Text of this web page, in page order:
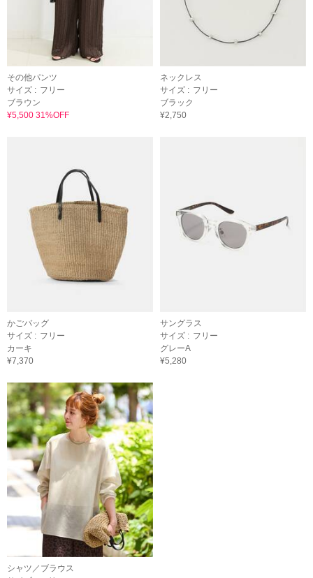
その他パンツ
サイズ : フリー
ブラウン
¥5,500 31%OFF
ネックレス
サイズ : フリー
ブラック
¥2,750
かごバッグ
サイズ : フリー
カーキ
¥7,370
サングラス
サイズ : フリー
グレーA
¥5,280
シャツ／ブラウス